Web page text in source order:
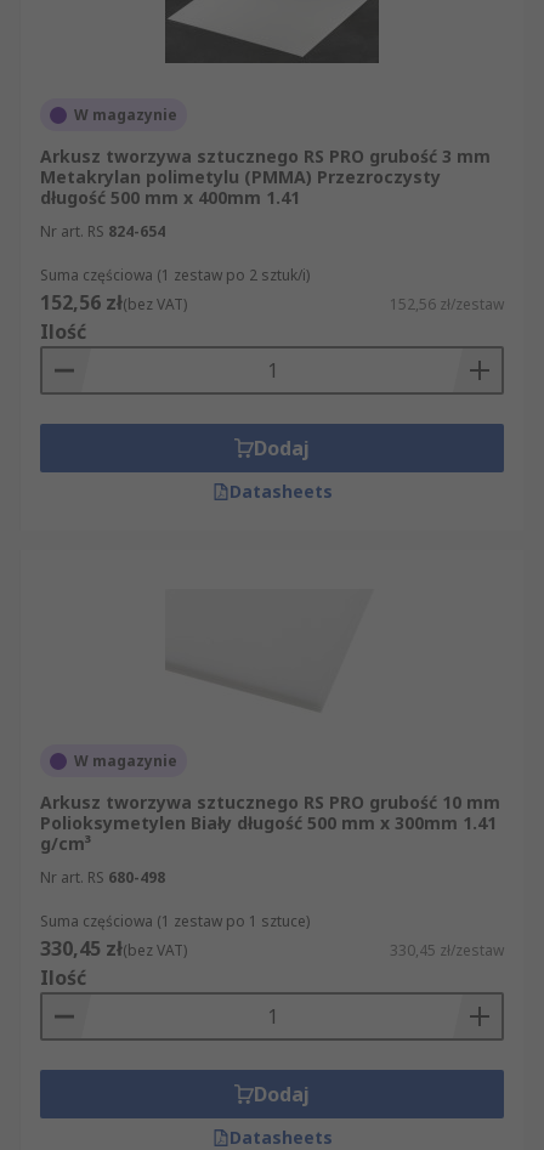
W magazynie
Arkusz tworzywa sztucznego RS PRO grubość 3 mm
Metakrylan polimetylu (PMMA) Przezroczysty
długość 500 mm x 400mm 1.41
Nr art. RS 824-654
Suma częściowa (1 zestaw po 2 sztuk/i)
152,56 zł(bez VAT) 152,56 zł/zestaw
Ilość
Dodaj
Datasheets
W magazynie
Arkusz tworzywa sztucznego RS PRO grubość 10 mm
Polioksymetylen Biały długość 500 mm x 300mm 1.41
g/cm³
Nr art. RS 680-498
Suma częściowa (1 zestaw po 1 sztuce)
330,45 zł(bez VAT) 330,45 zł/zestaw
Ilość
Dodaj
Datasheets